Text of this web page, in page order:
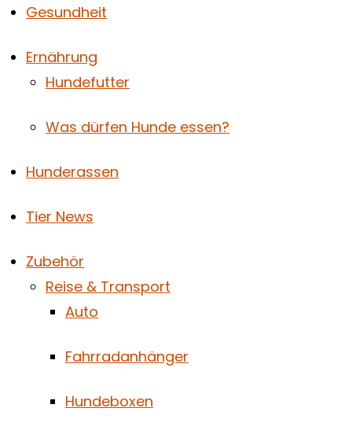
Gesundheit
Ernährung
Hundefutter
Was dürfen Hunde essen?
Hunderassen
Tier News
Zubehör
Reise & Transport
Auto
Fahrradanhänger
Hundeboxen